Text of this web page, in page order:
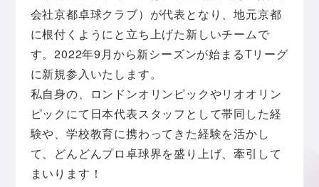
会社京都卓球クラブ）が代表となり、地元京都
に根付くようにと立ち上げた新しいチームで
す。2022年9月から新シーズンが始まるTリーグ
に新規参入いたします。
私自身の、ロンドンオリンピックやリオオリン
ピックにて日本代表スタッフとして帯同した経
験や、学校教育に携わってきた経験を活かし
て、どんどんプロ卓球界を盛り上げ、牽引して
まいります！